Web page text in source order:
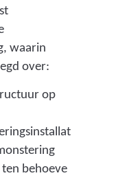
waarin
over:
op
behoeve